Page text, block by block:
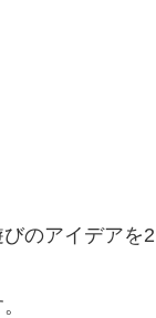
のアイデアを2